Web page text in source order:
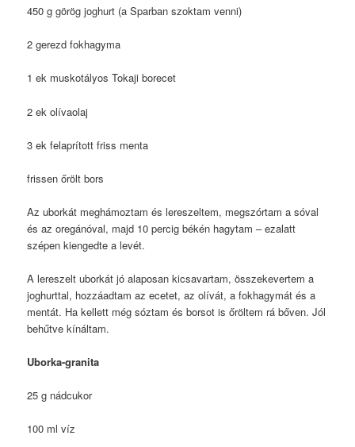
450 g görög joghurt (a Sparban szoktam venni)
2 gerezd fokhagyma
1 ek muskotályos Tokaji borecet
2 ek olívaolaj
3 ek felaprított friss menta
frissen őrölt bors
Az uborkát meghámoztam és lereszeltem, megszórtam a sóval
és az oregánóval, majd 10 percig békén hagytam – ezalatt
szépen kiengedte a levét.
A lereszelt uborkát jó alaposan kicsavartam, összekevertem a
joghurttal, hozzáadtam az ecetet, az olívát, a fokhagymát és a
mentát. Ha kellett még sóztam és borsot is őröltem rá bőven. Jól
behűtve kínáltam.
Uborka-granita
25 g nádcukor
100 ml víz